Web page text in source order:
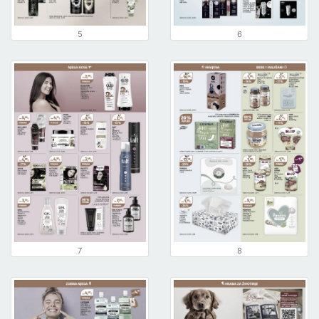
5 6
7 8